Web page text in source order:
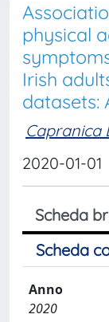
physical
Irish
datasets:
Capranica
2020-01-01
Scheda
Scheda
Anno
2020